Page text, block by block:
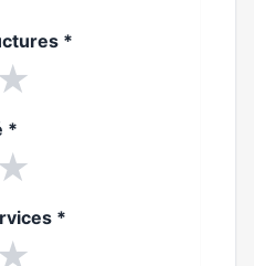
*
★
*
★
*
★